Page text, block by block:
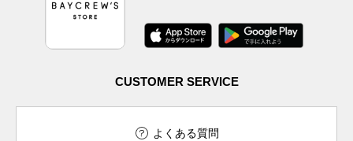
CUSTOMER SERVICE
よくある質問